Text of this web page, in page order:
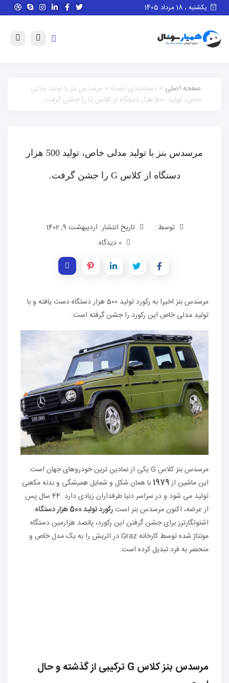
یکشنبه ، 18 مرداد 1405
صفحه اصلی > دسته‌بندی نشده > مرسدس بنز با تولید مدلی
خاص، تولید 500 هزار دستگاه از کلاس G را جشن گرفت.
مرسدس بنز با تولید مدلی خاص، تولید 500 هزار
دستگاه از کلاس G را جشن گرفت.
توسط:
تاریخ انتشار: اردیبهشت 9, 1402
مرسدس بنز اخیرا به رکورد تولید 500 هزار دستگاه دست یافته و با
تولید مدلی خاص این رکورد را جشن گرفته است.
مرسدس بنز کلاس G یکی از نمادین ترین خودروهای جهان است.
این ماشین از
با همان شکل و شمایل همیشگی و بدنه مکعبی
تولید می شود و در سراسر دنیا طرفداران زیادی دارد. 44 سال پس
از عرضه، اکنون مرسدس بنز استرکورد تولید 500 هزار دستگاه
اشتوتگارترز برای جشن گرفتن این رکورد، پانصد هزارمین دستگاه
مونتاژ شده توسط کارخانه Graz در اتریش را به یک مدل خاص و
منحصر به فرد تبدیل کرده است.
مرسدس بنز کلاس G ترکیبی از گذشته و حال